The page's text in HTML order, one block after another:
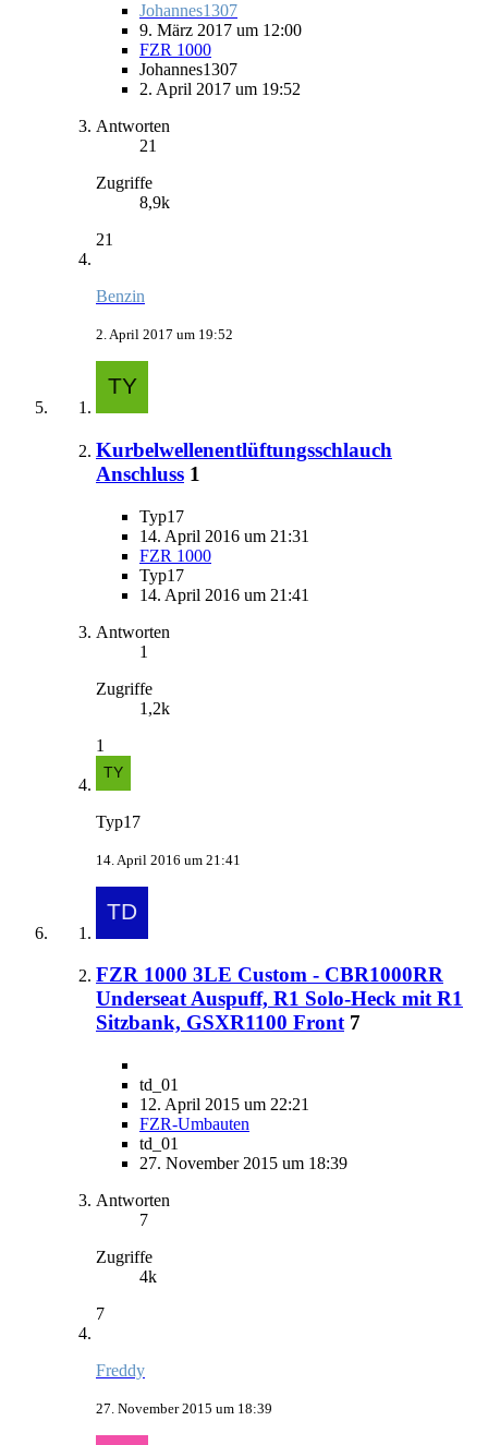
Johannes1307
9. März 2017 um 12:00
FZR 1000
Johannes1307
2. April 2017 um 19:52
Antworten
21
Zugriffe
8,9k
21
Benzin
2. April 2017 um 19:52
Kurbelwellenentlüftungsschlauch
Anschluss 1
Typ17
14. April 2016 um 21:31
FZR 1000
Typ17
14. April 2016 um 21:41
Antworten
1
Zugriffe
1,2k
1
Typ17
14. April 2016 um 21:41
FZR 1000 3LE Custom - CBR1000RR
Underseat Auspuff, R1 Solo-Heck mit R1
Sitzbank, GSXR1100 Front 7
td_01
12. April 2015 um 22:21
FZR-Umbauten
td_01
27. November 2015 um 18:39
Antworten
7
Zugriffe
4k
7
Freddy
27. November 2015 um 18:39